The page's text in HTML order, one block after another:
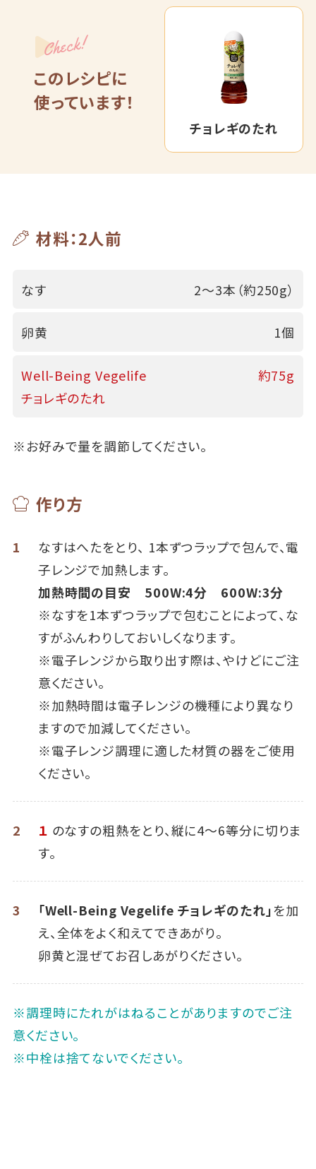
Check!
このレシピに
使っています！
チョレギのたれ
材料：2人前
なす 2～3本（約250g）
卵黄 1個
Well-Being Vegelife
チョレギのたれ
約75g
※お好みで量を調節してください。
作り方
1
なすはへたをとり、 1本ずつラップで包んで、電
子レンジで加熱します。
加熱時間の目安 500W:4分 600W:3分
※なすを1本ずつラップで包むことによって、な
すがふんわりしておいしくなります。
※電子レンジから取り出す際は、やけどにご注
意ください。
※加熱時間は電子レンジの機種により異なり
ますので加減してください。
※電子レンジ調理に適した材質の器をご使用
ください。
2 １ のなすの粗熱をとり、縦に4～6等分に切りま
す。
3 「Well-Being Vegelife チョレギのたれ」を加
え、全体をよく和えてできあがり。
卵黄と混ぜてお召しあがりください。
※調理時にたれがはねることがありますのでご注
意ください。
※中栓は捨てないでください。